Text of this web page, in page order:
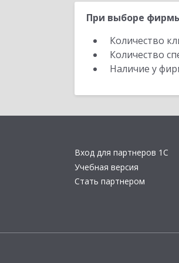
При выборе
Количество
Количество
Наличие у
Вход для партнеров 1С
Учебная версия
Стать партнером